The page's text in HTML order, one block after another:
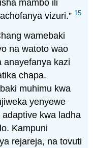
mambo ili
vizuri.” 15
wamebaki
na watoto wao
anayefanya kazi
chapa.
muhimu kwa
yenyewe
kwa ladha
Kampuni
rejareja, na tovuti